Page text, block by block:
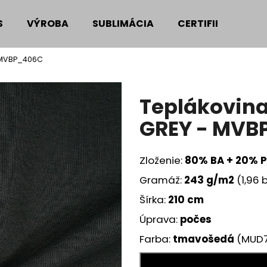
VÝROBA SUBLIMÁCIA CERTIFIKÁTY
Teplákovina
GREY -
Zloženie: 80% BA + 20%
Gramáž: 243 g/m2 (1,96
Šírka: 210 cm
Úprava: počes
Farba: tmavošedá
Čo potrebujete nájsť?
HĽADAŤ
Odporúčame